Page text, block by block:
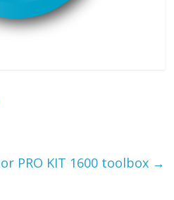
PRO KIT 1600 toolbox →